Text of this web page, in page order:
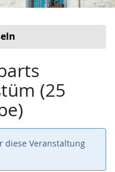
(25
diese Veranstaltung